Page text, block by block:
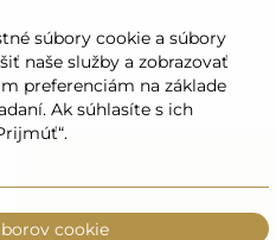
súbory cookie a súbory
naše služby a zobrazovať
preferenciám na základe
Ak súhlasíte s ich
cookie